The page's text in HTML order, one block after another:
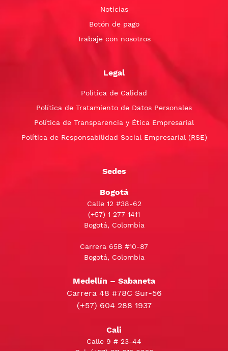
Noticias
Botón de pago
Trabaje con nosotros
Legal
Política de Calidad
Política de Tratamiento de Datos Personales
Política de Transparencia y Ética Empresarial
Política de Responsabilidad Social Empresarial (RSE)
Sedes
Bogotá
Calle 12 #38-62
(+57) 1 277 1411
Bogotá, Colombia
Carrera 65B #10-87
Bogotá, Colombia
Medellín – Sabaneta
Carrera 48 #78C Sur-56
(+57) 604 288 1937
Cali
Calle 9 # 23-44